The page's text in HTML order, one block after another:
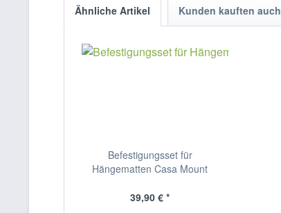
Ähnliche Artikel Kunden kauften auch
Befestigungsset für
Hängematten Casa Mount
39,90 € *